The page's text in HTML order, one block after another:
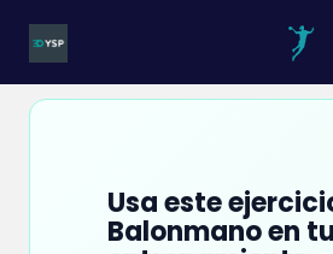
Usa este
Balonmano en tu